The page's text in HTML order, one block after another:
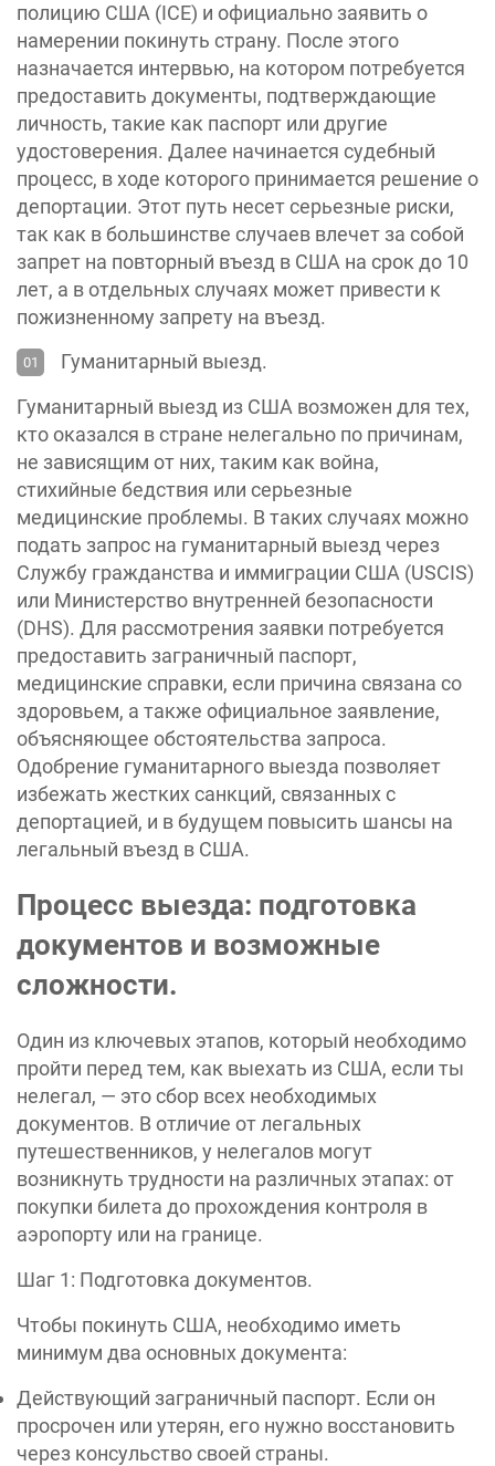
полицию США (ICE) и официально заявить о
намерении покинуть страну. После этого
назначается интервью, на котором потребуется
предоставить документы, подтверждающие
личность, такие как паспорт или другие
удостоверения. Далее начинается судебный
процесс, в ходе которого принимается решение о
депортации. Этот путь несет серьезные риски,
так как в большинстве случаев влечет за собой
запрет на повторный въезд в США на срок до 10
лет, а в отдельных случаях может привести к
пожизненному запрету на въезд.
Гуманитарный выезд.
Гуманитарный выезд из США возможен для тех,
кто оказался в стране нелегально по причинам,
не зависящим от них, таким как война,
стихийные бедствия или серьезные
медицинские проблемы. В таких случаях можно
подать запрос на гуманитарный выезд через
Службу гражданства и иммиграции США (USCIS)
или Министерство внутренней безопасности
(DHS). Для рассмотрения заявки потребуется
предоставить заграничный паспорт,
медицинские справки, если причина связана со
здоровьем, а также официальное заявление,
объясняющее обстоятельства запроса.
Одобрение гуманитарного выезда позволяет
избежать жестких санкций, связанных с
депортацией, и в будущем повысить шансы на
легальный въезд в США.
Процесс выезда: подготовка
документов и возможные
сложности.
Один из ключевых этапов, который необходимо
пройти перед тем, как выехать из США, если ты
нелегал, — это сбор всех необходимых
документов. В отличие от легальных
путешественников, у нелегалов могут
возникнуть трудности на различных этапах: от
покупки билета до прохождения контроля в
аэропорту или на границе.
Шаг 1: Подготовка документов.
Чтобы покинуть США, необходимо иметь
минимум два основных документа:
Действующий заграничный паспорт. Если он
просрочен или утерян, его нужно восстановить
через консульство своей страны.